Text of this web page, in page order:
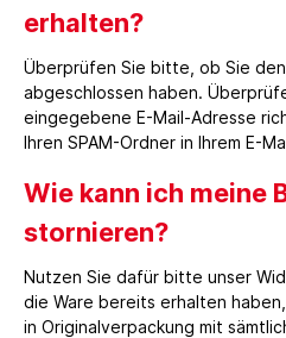
erhalten?
Überprüfen Sie bitte, ob Sie
abgeschlossen haben.
eingegebene E-Mail-Adresse
Ihren SPAM-Ordner in Ihrem E-
Wie kann ich meine
stornieren?
Nutzen Sie dafür bitte unser
die Ware bereits erhalten
in Originalverpackung mit